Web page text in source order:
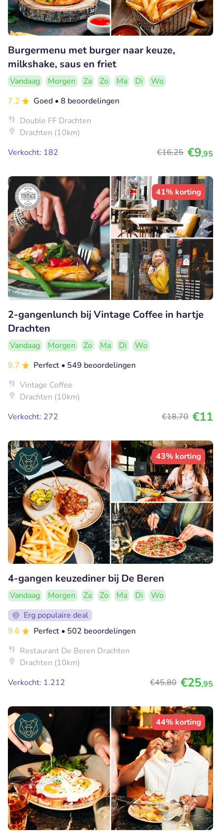
Burgermenu met burger naar keuze,
milkshake, saus en friet
Vandaag Morgen Za Zo Ma Di
Wo
7.2
Goed • 8 beoordelingen
Double FF Drachten
Drachten (10km)
Verkocht: 182
€16,25 €9,95
41% korting
2-gangenlunch bij Vintage Coffee in hartje
Drachten
Vandaag Morgen Zo Ma Di
Wo
9.7
Perfect • 549 beoordelingen
Vintage Coffee
Drachten (10km)
Verkocht: 272
€18,70 €11
43% korting
4-gangen keuzediner bij De Beren
Vandaag Morgen Za Zo Ma Di
Wo
Erg populaire deal
9.6
Perfect • 502 beoordelingen
Restaurant De Beren Drachten
Drachten (10km)
Verkocht: 1.212
€45,80 €25,95
44% korting